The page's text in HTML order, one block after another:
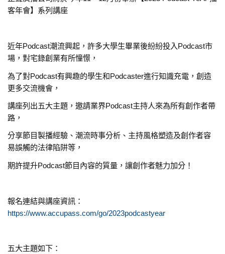
客年會】系列講座
近年Podcast潮流興起，許多大學生畢業後紛紛投入Podcast市
場，對宅錄創業有所憧憬，
為了對Podcast有興趣的學生和Podcaster進行知識充電，創造
更多交流機會，
講座列出五大主題，邀請業界Podcast主持人來為所有創作者帶
路，
分享節目製播經驗、潮流時事分析、主持風格塑造及創作者容
易誤觸的法律陷阱等，
期許提升Podcast節目內容的質量，讓創作者魅力加分！
報名連結與講座資訊：
https://www.accupass.com/go/2023podcastyear
五大主題如下：